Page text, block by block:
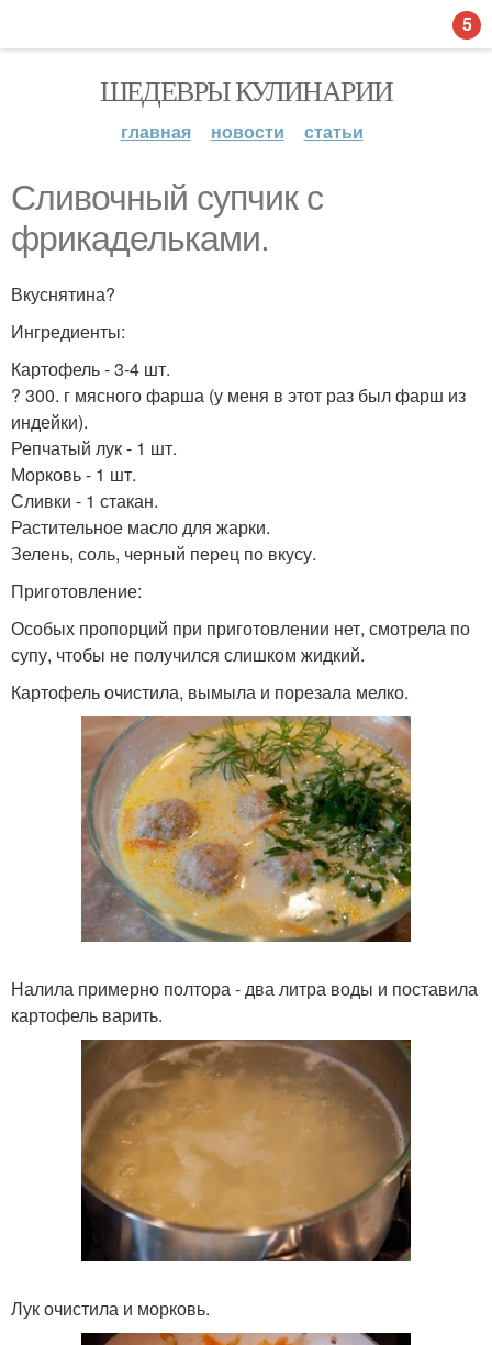
ШЕДЕВРЫ КУЛИНАРИИ
главная новости статьи
Сливочный супчик с
фрикадельками.
Вкуснятина?
Ингредиенты:
Картофель - 3-4 шт.
? 300. г мясного фарша (у меня в этот раз был фарш из
индейки).
Репчатый лук - 1 шт.
Морковь - 1 шт.
Сливки - 1 стакан.
Растительное масло для жарки.
Зелень, соль, черный перец по вкусу.
Приготовление:
Особых пропорций при приготовлении нет, смотрела по
супу, чтобы не получился слишком жидкий.
Картофель очистила, вымыла и порезала мелко.
Налила примерно полтора - два литра воды и поставила
картофель варить.
Лук очистила и морковь.
5